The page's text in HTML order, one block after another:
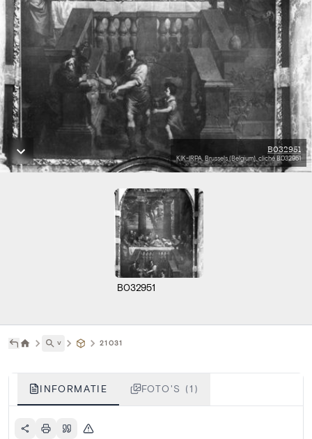
B032951
KIK-IRPA, Brussels (Belgium), cliché B032951
B032951
˅ 21031
INFORMATIE FOTO'S (1)